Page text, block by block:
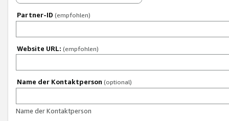
Partner-ID (empfohlen)
Website URL: (empfohlen)
Name der Kontaktperson (optional)
Name der Kontaktperson